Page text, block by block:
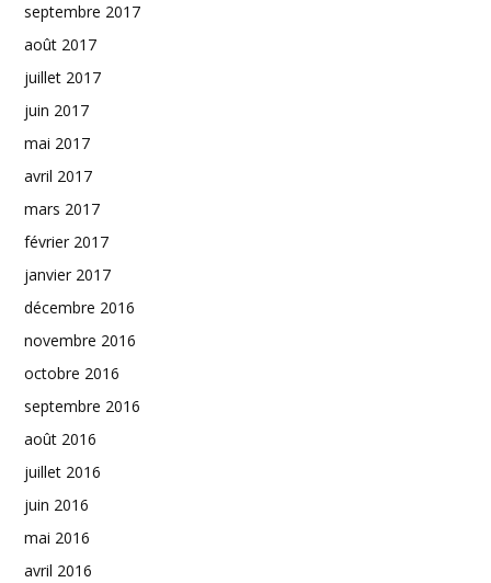
septembre 2017
août 2017
juillet 2017
juin 2017
mai 2017
avril 2017
mars 2017
février 2017
janvier 2017
décembre 2016
novembre 2016
octobre 2016
septembre 2016
août 2016
juillet 2016
juin 2016
mai 2016
avril 2016